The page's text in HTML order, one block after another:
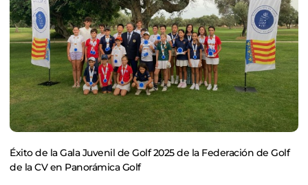
Éxito de la Gala Juvenil de Golf 2025 de la Federación de Golf
de la CV en Panorámica Golf